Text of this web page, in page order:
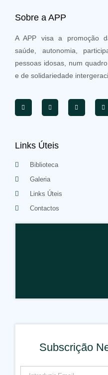
Sobre a APP
A APP visa a promoção
saúde, autonomia,
pessoas idosas, num
e de solidariedade
Links Úteis
Biblioteca
Galeria
Links Úteis
Contactos
Subscrição